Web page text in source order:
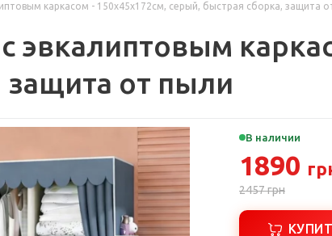
каркасом - 150x45x172см, серый, быстрая сборка, защита
эвкалиптовым
защита от пыли
В наличии
1890
2457грн